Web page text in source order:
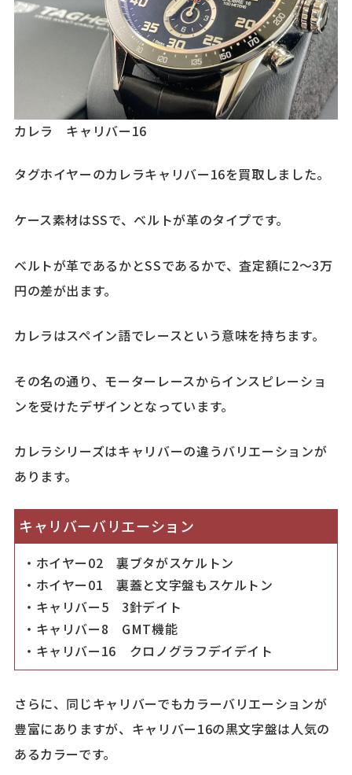
カレラ キャリバー16
タグホイヤーのカレラキャリバー16を買取しました。
ケース素材はSSで、ベルトが革のタイプです。
ベルトが革であるかとSSであるかで、査定額に2～3万
円の差が出ます。
カレラはスペイン語でレースという意味を持ちます。
その名の通り、モーターレースからインスピレーショ
ンを受けたデザインとなっています。
カレラシリーズはキャリバーの違うバリエーションが
あります。
キャリバーバリエーション
・ ホイヤー02 裏ブタがスケルトン
・ホイヤー01 裏蓋と文字盤もスケルトン
・キャリバー5 3針デイト
・キャリバー8 GMT機能
・キャリバー16 クロノグラフデイデイト
さらに、同じキャリバーでもカラーバリエーションが
豊富にありますが、キャリバー16の黒文字盤は人気の
あるカラーです。